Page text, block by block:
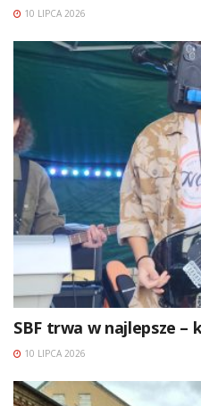
10 LIPCA 2026
SBF trwa w najlepsze –
10 LIPCA 2026